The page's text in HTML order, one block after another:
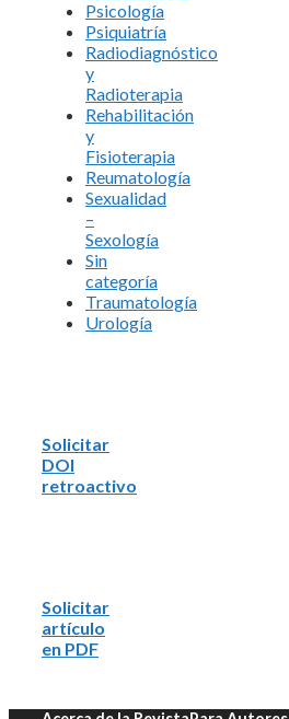
Psicología
Psiquiatría
Radiodiagnóstico
y
Radioterapia
Rehabilitación
y
Fisioterapia
Reumatología
Sexualidad
–
Sexología
Sin
categoría
Traumatología
Urología
Solicitar
DOI
retroactivo
Solicitar
artículo
en PDF